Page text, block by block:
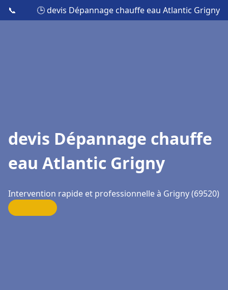
📞 🕒 devis Dépannage chauffe eau Atlantic Grigny
devis Dépannage chauffe
eau Atlantic Grigny
Intervention rapide et professionnelle à Grigny (69520)